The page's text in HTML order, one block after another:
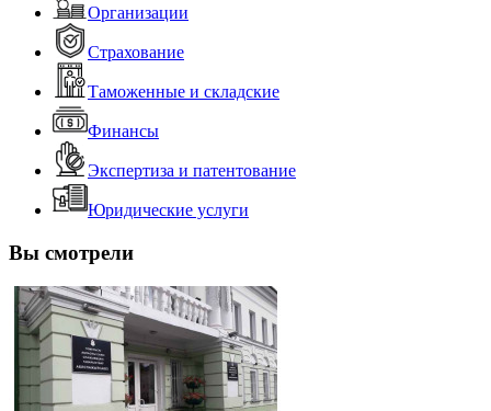
Организации
Страхование
Таможенные и складские
Финансы
Экспертиза и патентование
Юридические услуги
Вы смотрели